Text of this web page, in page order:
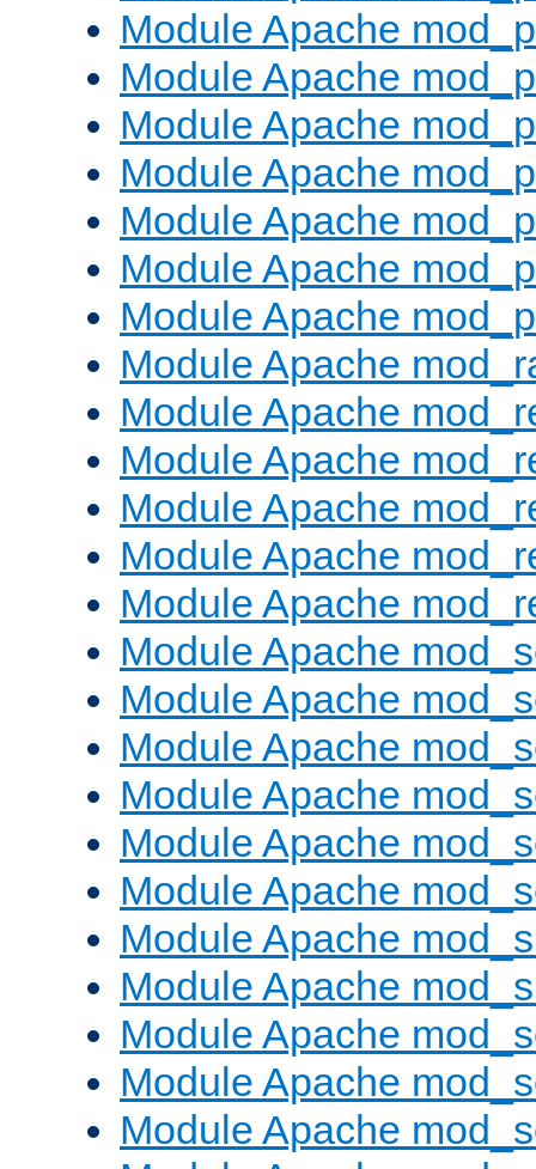
Module Apache
Module Apache
Module Apache
Module Apache
Module Apache
Module Apache
Module Apache
Module Apache
Module Apache
Module Apache
Module Apache
Module Apache
Module Apache
Module Apache
Module Apache
Module Apache
Module Apache
Module Apache
Module Apache
Module Apache
Module Apache
Module Apache
Module Apache
Module Apache